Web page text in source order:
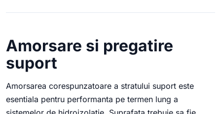
Amorsare si pregatire
suport
Amorsarea corespunzatoare a stratului suport este
esentiala pentru performanta pe termen lung a